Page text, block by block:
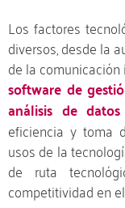
Los factores
diversos, desde la
de la
software de
análisis de datos
eficiencia y toma
usos de la
de ruta
competitividad en